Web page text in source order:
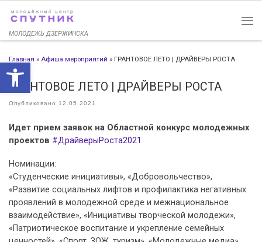
Открыть панель
Перейти к содержимому
МОЛОДЕЖЬ ДЗЕРЖИНСКА
Главная » Афиша мероприятий » ГРАНТОВОЕ ЛЕТО | ДРАЙВЕРЫ РОСТА
ГРАНТОВОЕ ЛЕТО | ДРАЙВЕРЫ РОСТА
Опубликовано 12.05.2021
Идет прием заявок на Областной конкурс молодежных
проектов #ДрайверыРоста2021
Номинации:
«Студенческие инициативы», «Добровольчество»,
«Развитие социальных лифтов и профилактика негативных
проявлений в молодежной среде и межнациональное
взаимодействие», «Инициативы творческой молодежи»,
«Патриотическое воспитание и укрепление семейных